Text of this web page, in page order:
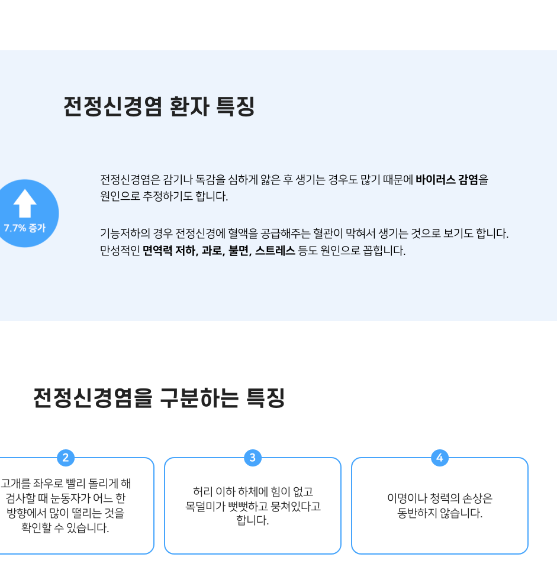
전정신경염 환자 특징
전정신경염은 감기나 독감을 심하게 앓은 후 생기는 경우도 많기 때문에 바이러스 감염을
원인으로 추정하기도 합니다.
기능저하의 경우 전정신경에 혈액을 공급해주는 혈관이 막혀서 생기는 것으로 보기도 합니다.
만성적인 면역력 저하, 과로, 불면, 스트레스등도 원인으로 꼽힙니다.
전정신경염을 구분하는 특징
고개를 좌우로 빨리 돌리게 해
검사할 때 눈동자가 어느 한
방향에서 많이 떨리는 것을
확인할 수 있습니다.
허리 이하 하체에 힘이 없고
목덜미가 뻣뻣하고 뭉쳐있다고
합니다.
이명이나 청력의 손상은
동반하지 않습니다.